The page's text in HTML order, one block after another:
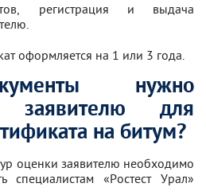
регистрация и выдача
оформляется на 1 или 3 года.
нужно
заявителю для
на битум?
оценки заявителю необходимо
специалистам «Ростест Урал»